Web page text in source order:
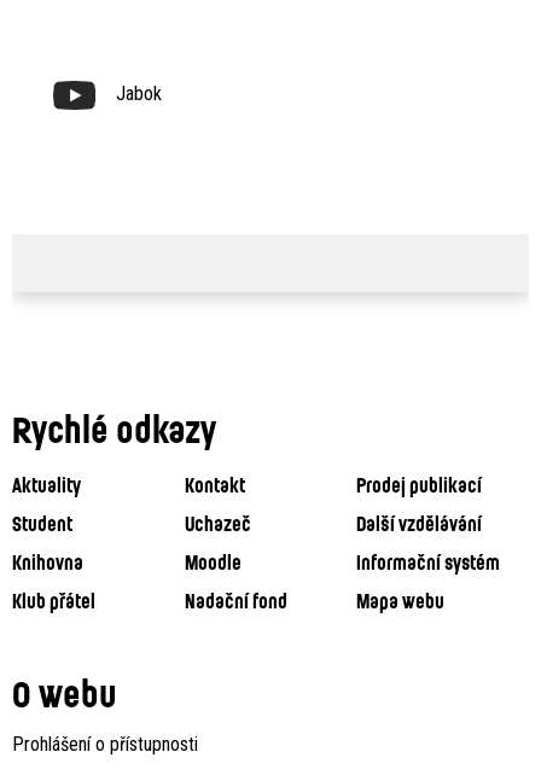
Jabok
Rychlé odkazy
Aktuality Kontakt
Prodej publikací
Student
Uchazeč
Další vzdělávání
Knihovna
Moodle
Informační systém
Klub přátel
Nadační fond Mapa webu
O webu
Prohlášení o přístupnosti